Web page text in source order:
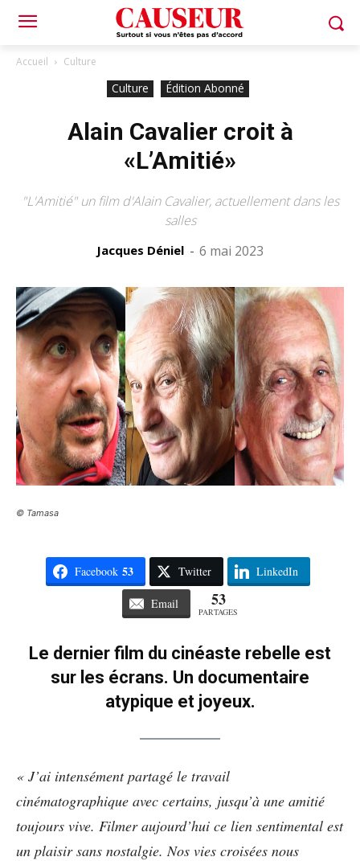
Accueil Culture
Culture Édition Abonné
Alain Cavalier croit à
«L’Amitié»
"L'Amitié" un film d'Alain Cavalier, actuellement dans les
salles
Jacques Déniel - 6 mai 2023
© Tamasa
Facebook 53 Twitter LinkedIn
Email 53
PARTAGES
Le dernier film du cinéaste rebelle est
sur les écrans. Un documentaire
atypique et joyeux.
« J’ai intensément partagé le travail
cinématographique avec certains, jusqu’à une amitié
toujours vive. Filmer aujourd’hui ce lien sentimental est
un plaisir sans nostalgie. Nos vies croisées nous